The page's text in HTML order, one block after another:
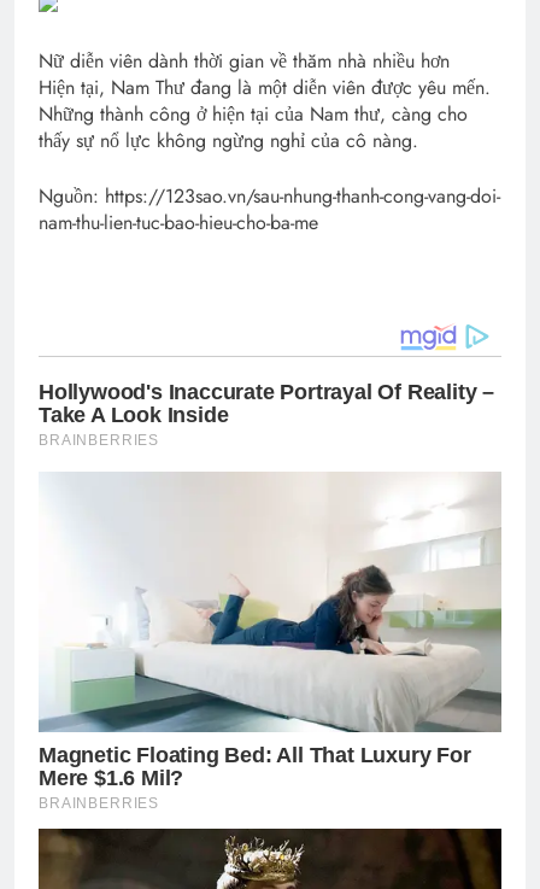
Nữ diễn viên dành thời gian về thăm nhà nhiều hơn
Hiện tại, Nam Thư đang là một diễn viên được yêu mến.
Những thành công ở hiện tại của Nam thư, càng cho
thấy sự nổ lực không ngừng nghỉ của cô nàng.
Nguồn: https://123sao.vn/sau-nhung-thanh-cong-vang-doi-
nam-thu-lien-tuc-bao-hieu-cho-ba-me